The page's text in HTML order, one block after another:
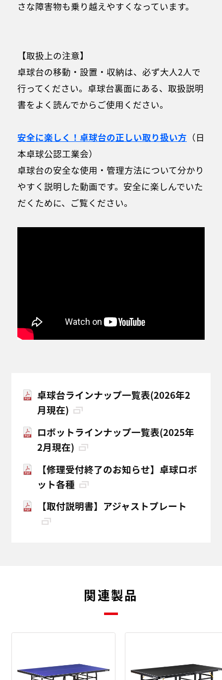
さな障害物も乗り越えやすくなっています。
【取扱上の注意】
卓球台の移動・設置・収納は、必ず大人2人で
行ってください。卓球台裏面にある、取扱説明
書をよく読んでからご使用ください。
安全に楽しく！卓球台の正しい取り扱い方 （日
本卓球公認工業会）
卓球台の安全な使用・管理方法について分かり
やすく説明した動画です。安全に楽しんでいた
だくために、ご覧ください。
卓球台ラインナップ一覧表(2026年2
月現在)
ロボットラインナップ一覧表(2025年
2月現在)
【修理受付終了のお知らせ】卓球ロボ
ット各種
【取付説明書】アジャストプレート
関連製品